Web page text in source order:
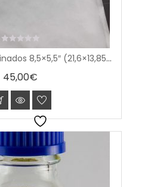
20 Papeles albuminados 8,5×5,5″ (21,6×13,85cm)
0
out
545,00€